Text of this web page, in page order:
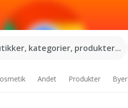
kategorier, produkter...
Andet Produkter Byer